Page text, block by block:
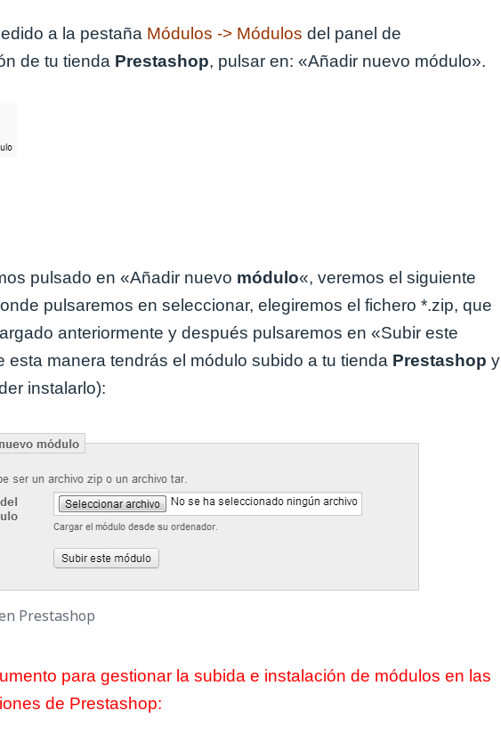
a la pestaña Módulos -> Módulos del panel de
de tu tienda Prestashop, pulsar en: «Añadir nuevo módulo».
pulsado en «Añadir nuevo módulo«, veremos el siguiente
pulsaremos en seleccionar, elegiremos el fichero *.zip, que
anteriormente y después pulsaremos en «Subir este
esta manera tendrás el módulo subido a tu tienda Prestashopy
instalarlo):
Prestashop
para gestionar la subida e instalación de módulos en las
de Prestashop: